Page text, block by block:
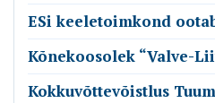
ESi keeletoimkond
Kõnekoosolek “Valve-
Kokkuvõttevõistlus